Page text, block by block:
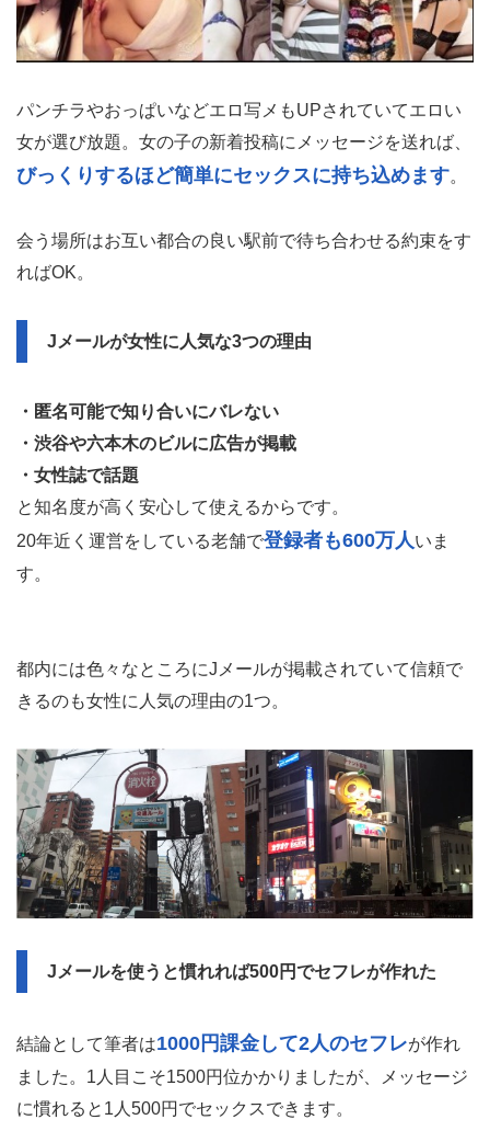
パンチラやおっぱいなどエロ写メもUPされていてエロい
女が選び放題。女の子の新着投稿にメッセージを送れば、
びっくりするほど簡単にセックスに持ち込めます。
会う場所はお互い都合の良い駅前で待ち合わせる約束をす
ればOK。
Jメールが女性に人気な3つの理由
・匿名可能で知り合いにバレない
・渋谷や六本木のビルに広告が掲載
・女性誌で話題
と知名度が高く安心して使えるからです。
20年近く運営をしている老舗で登録者も600万人いま
す。
都内には色々なところにJメールが掲載されていて信頼で
きるのも女性に人気の理由の1つ。
Jメールを使うと慣れれば500円でセフレが作れた
結論として筆者は1000円課金して2人のセフレが作れ
ました。1人目こそ1500円位かかりましたが、メッセージ
に慣れると1人500円でセックスできます。